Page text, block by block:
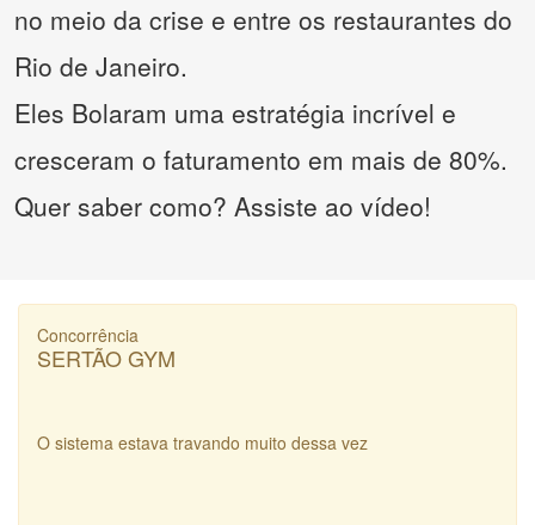
no meio da crise e entre os restaurantes do
Rio de Janeiro.
Eles Bolaram uma estratégia incrível e
cresceram o faturamento em mais de 80%.
Quer saber como? Assiste ao vídeo!
Concorrência
SERTÃO GYM
O sistema estava travando muito dessa vez